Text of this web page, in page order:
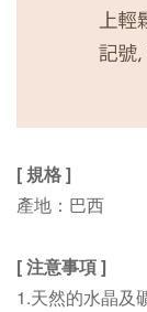
[ 規格 ]
產地：巴西
[ 注意事項 ]
1.天然的水晶及